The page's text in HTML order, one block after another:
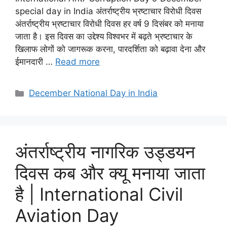
special day in India अंतर्राष्ट्रीय भ्रष्टाचार विरोधी दिवस
अंतर्राष्ट्रीय भ्रष्टाचार विरोधी दिवस हर वर्ष 9 दिसंबर को मनाया
जाता है। इस दिवस का उद्देश्य विश्वभर में बढ़ते भ्रष्टाचार के
खिलाफ लोगों को जागरूक करना, पारदर्शिता को बढ़ावा देना और
ईमानदारी … Read more
December National Day in India
अंतर्राष्ट्रीय नागरिक उड्डयन
दिवस कब और क्यू मनाया जाता
है | International Civil
Aviation Day